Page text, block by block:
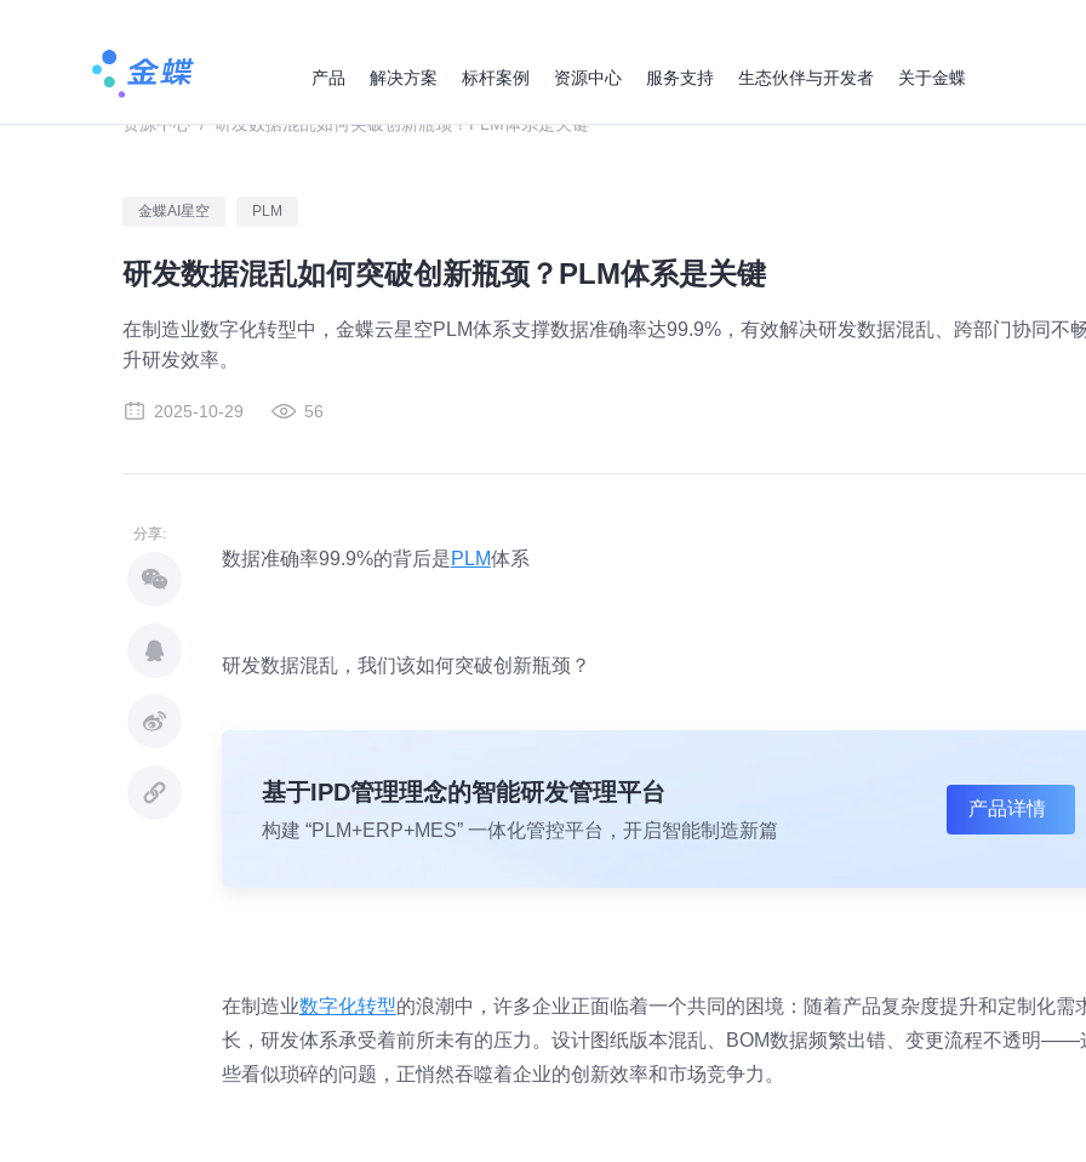
产品 解决方案 标杆案例 资源中心 服务支持 生态伙伴与开发者 关于金蝶
资源中心 / 研发数据混乱如何突破创新瓶颈？PLM体系是关键
金蝶AI星空 PLM
研发数据混乱如何突破创新瓶颈？PLM体系是关键
在制造业数字化转型中，金蝶云星空PLM体系支撑数据准确率达99.9%，有效解决研发数据混乱、跨部门协同不
升研发效率。
2025-10-29 56
分享:
数据准确率99.9%的背后是PLM体系
研发数据混乱，我们该如何突破创新瓶颈？
基于IPD管理理念的智能研发管理平台
构建 “PLM+ERP+MES” 一体化管控平台，开启智能制造新篇
产品详情
在制造业数字化转型的浪潮中，许多企业正面临着一个共同的困境：随着产品复杂度提升和定制化需
长，研发体系承受着前所未有的压力。设计图纸版本混乱、BOM数据频繁出错、变更流程不透明——
些看似琐碎的问题，正悄然吞噬着企业的创新效率和市场竞争力。